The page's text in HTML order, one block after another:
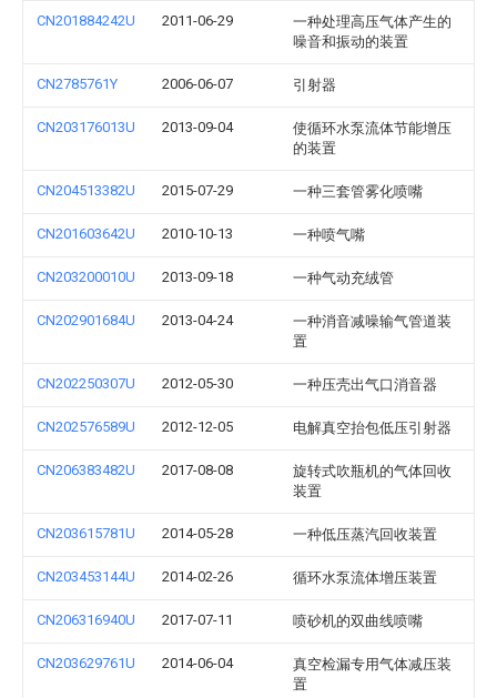
CN201884242U 2011-06-29
一种处理高压气体产生的
噪音和振动的装置
CN2785761Y 2006-06-07 引射器
CN203176013U 2013-09-04
使循环水泵流体节能增压
的装置
CN204513382U 2015-07-29 一种三套管雾化喷嘴
CN201603642U 2010-10-13 一种喷气嘴
CN203200010U 2013-09-18 一种气动充绒管
CN202901684U 2013-04-24
一种消音减噪输气管道装
置
CN202250307U 2012-05-30 一种压壳出气口消音器
CN202576589U 2012-12-05 电解真空抬包低压引射器
CN206383482U 2017-08-08
旋转式吹瓶机的气体回收
装置
CN203615781U 2014-05-28 一种低压蒸汽回收装置
CN203453144U 2014-02-26 循环水泵流体增压装置
CN206316940U 2017-07-11 喷砂机的双曲线喷嘴
CN203629761U 2014-06-04
真空检漏专用气体减压装
置